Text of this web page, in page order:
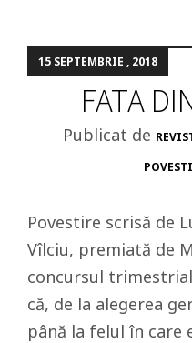
15 SEPTEMBRIE , 2018
FATA
Publicat de
Povestire scrisă de
Vîlciu, premiată de
concursul
că, de la alegerea
până la felul în care